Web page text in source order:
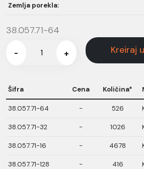
Zemlja porekla:
38.057.71-64
- + Kreiraj
Šifra Cena Količina*
38.057.71-64 - 526
38.057.71-32 - 1026
38.057.71-16 - 4678
38.057.71-128 - 416